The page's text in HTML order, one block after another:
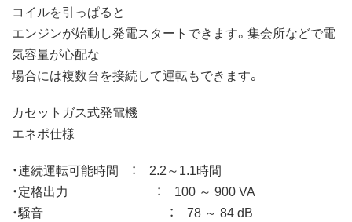
コイルを引っぱると
エンジンが始動し発電スタートできます。集会所などで電
気容量が心配な
場合には複数台を接続して運転もできます。
カセットガス式発電機
エネポ仕様
・連続運転可能時間 ： 2.2～1.1時間
・定格出力 ： 100 ～ 900 VA
・騒音 ： 78 ～ 84 dB